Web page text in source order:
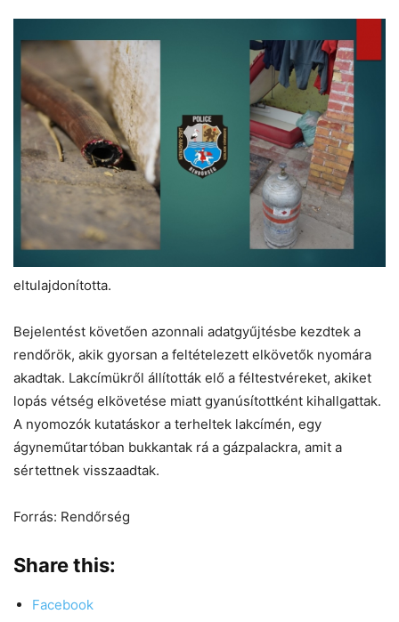
eltulajdonította.
Bejelentést követően azonnali adatgyűjtésbe kezdtek a
rendőrök, akik gyorsan a feltételezett elkövetők nyomára
akadtak. Lakcímükről állították elő a féltestvéreket, akiket
lopás vétség elkövetése miatt gyanúsítottként kihallgattak.
A nyomozók kutatáskor a terheltek lakcímén, egy
ágyneműtartóban bukkantak rá a gázpalackra, amit a
sértettnek visszaadtak.
Forrás: Rendőrség
Share this:
Facebook